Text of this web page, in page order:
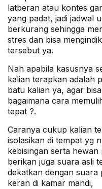
latberan atau kontes
yang padat, jadi jadwal
berkurang sehingga
stres dan bisa
tersebut ya.
Nah apabila kasusnya
kalian terapkan adalah
batu kalian ya, agar
bagaimana cara
tepat ?.
Caranya cukup kalian
isolasikan di tempat yg
kebisingan serta
berikan juga suara asli
dekatkan dengan
keran di kamar mandi,